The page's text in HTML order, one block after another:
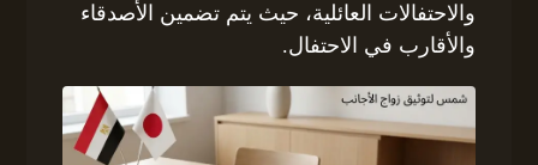
والاحتفالات العائلية، حيث يتم تضمين الأصدقاء
والأقارب في الاحتفال.